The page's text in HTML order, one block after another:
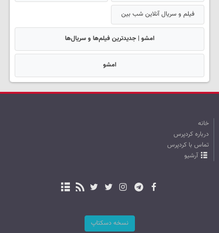
فیلم و سریال آنلاین شب بین
امشو | جدیدترین فیلم‌ها و سریال‌ها
امشو
خانه
درباره کردپرس
تماس با کردپرس
آرشیو
نسخه دسکتاپ